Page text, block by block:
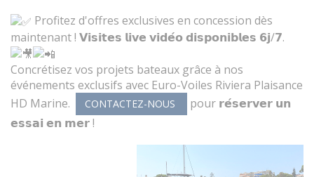
Profitez d'offres exclusives en concession dès
maintenant ! 𝗩𝗶𝘀𝗶𝘁𝗲𝘀 𝗹𝗶𝘃𝗲 𝘃𝗶𝗱𝗲́𝗼 𝗱𝗶𝘀𝗽𝗼𝗻𝗶𝗯𝗹𝗲𝘀 𝟲𝗷/𝟳.
Concrétisez vos projets bateaux grâce à nos
événements exclusifs avec Euro-Voiles Riviera Plaisance
HD Marine.
CONTACTEZ-NOUS
pour 𝗿𝗲́𝘀𝗲𝗿𝘃𝗲𝗿 𝘂𝗻
𝗲𝘀𝘀𝗮𝗶 𝗲𝗻 𝗺𝗲𝗿 !